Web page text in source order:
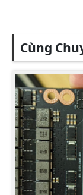
Cùng